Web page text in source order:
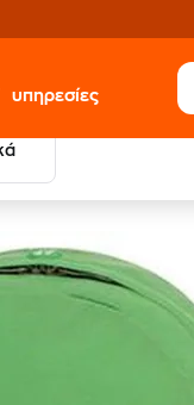
υπηρεσίες